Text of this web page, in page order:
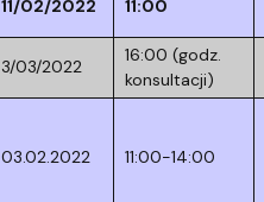
11/02/2022 11:00
3/03/2022
16:00 (godz.
konsultacji)
03.02.2022 11:00-14:00